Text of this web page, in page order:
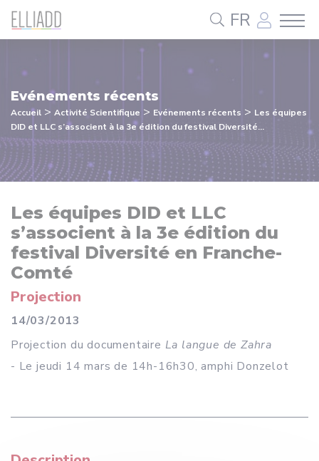
FR
Evénements récents
Accueil > Activité Scientifique > Evénements récents > Les équipes
DID et LLC s’associent à la 3e édition du festival Diversité...
Les équipes DID et LLC
s’associent à la 3e édition du
festival Diversité en Franche-
Comté
Projection
14/03/2013
Projection du documentaire La langue de Zahra
- Le jeudi 14 mars de 14h-16h30, amphi Donzelot
Panneau de gestion des cookies